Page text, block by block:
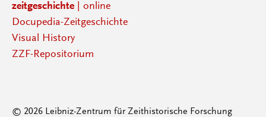
zeitgeschichte| online
Docupedia-Zeitgeschichte
Visual History
ZZF-Repositorium
© 2026 Leibniz-Zentrum für Zeithistorische Forschung